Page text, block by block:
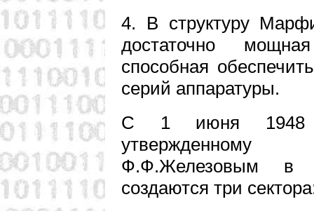
4. В структуру
достаточно
способная
серий аппаратуры.
С 1 июня 1948
Ф.Ф.Железовым в
создаются три